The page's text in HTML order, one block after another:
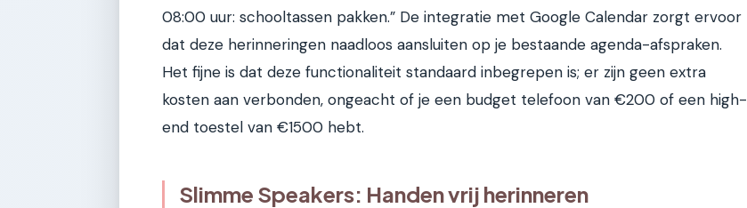
08:00 uur: schooltassen pakken.” De integratie met Google Calendar zorgt ervoor
dat deze herinneringen naadloos aansluiten op je bestaande agenda-afspraken.
Het fijne is dat deze functionaliteit standaard inbegrepen is; er zijn geen extra
kosten aan verbonden, ongeacht of je een budget telefoon van €200 of een high-
end toestel van €1500 hebt.
Slimme Speakers: Handen vrij herinneren